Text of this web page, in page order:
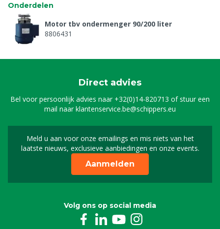
Onderdelen
Motor tbv ondermenger 90/200 liter
8806431
Direct advies
Bel voor persoonlijk advies naar +32(0)14-820713 of stuur een
mail naarklantenservice.be@schippers.eu
Meld u aan voor onze emailings en mis niets van het
laatste nieuws, exclusieve aanbiedingen en onze events.
Meld u aan voor onze
Aanmelden
Volg ons op social media